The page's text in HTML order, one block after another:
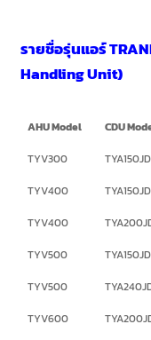
รายชื่อรุ่นแอร์
Handling Unit)
AHU Model CDU
TYV300
TYA150JD
TYV400
TYA150JD
TYV400
TYV500
TYA150JD
TYV500
TYV600